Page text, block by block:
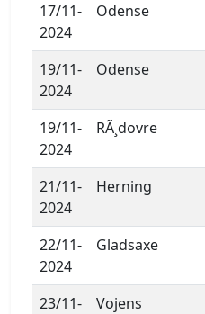
17/11-
2024
Odense
19/11-
2024
Odense
19/11-
2024
RÃ¸dovre
21/11-
2024
Herning
22/11-
2024
Gladsaxe
23/11-
Vojens